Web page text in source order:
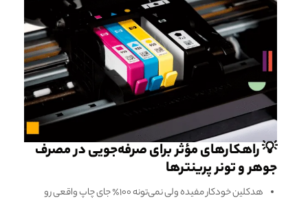
💡 راهکارهای مؤثر برای صرفه‌جویی در مصرف
جوهر و تونر پرینترها
هدکلین خودکار مفیده ولی نمی‌تونه ۱۰۰٪ جای چاپ واقعی رو